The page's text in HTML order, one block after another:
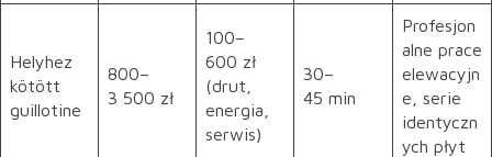
Helyhez
kötött
guillotine
800–
3 500 zł
100–
600 zł
(drut,
energia,
serwis)
30–
45 min
Profesjon
alne prace
elewacyjn
e, serie
identyczn
ych płyt